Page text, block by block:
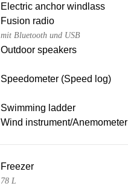
Electric anchor windlass
Fusion radio
mit Bluetooth und USB
Outdoor speakers
Speedometer (Speed log)
Swimming ladder
Wind instrument/Anemometer
Freezer
78 L